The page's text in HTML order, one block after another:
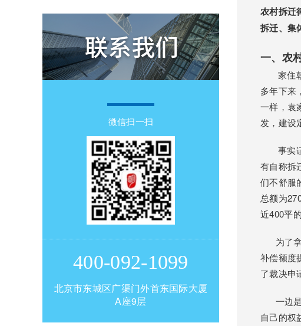
微信扫一扫
400-092-1099
北京市东城区广渠门外首东国际大厦
A座9层
农村拆迁
拆迁、集
一、农
家住朝
多年下来
一样，袁
发，建设
事实证
有自称拆
们不舒服
总额为
近400平
为了拿
补偿额度
了裁决申
一边是
自己的权